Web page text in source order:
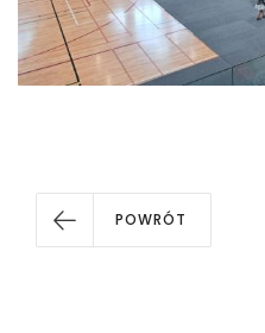
POWRÓT